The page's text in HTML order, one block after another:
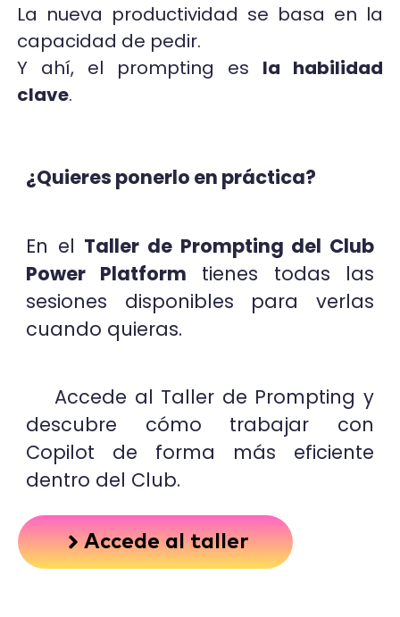
La nueva productividad se basa en la
capacidad de pedir.
Y ahí, el prompting es la habilidad
clave.
¿Quieres ponerlo en práctica?
En el Taller de Prompting del Club
Power Platform tienes todas las
sesiones disponibles para verlas
cuando quieras.
Accede al Taller de Prompting y
descubre cómo trabajar con
Copilot de forma más eficiente
dentro del Club.
Accede al taller